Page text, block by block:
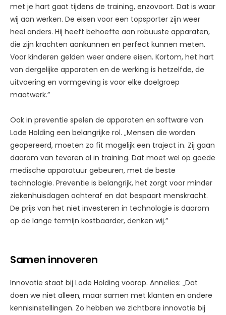
met je hart gaat tijdens de training, enzovoort. Dat is waar
wij aan werken. De eisen voor een topsporter zijn weer
heel anders. Hij heeft behoefte aan robuuste apparaten,
die zijn krachten aankunnen en perfect kunnen meten.
Voor kinderen gelden weer andere eisen. Kortom, het hart
van dergelijke apparaten en de werking is hetzelfde, de
uitvoering en vormgeving is voor elke doelgroep
maatwerk.”
Ook in preventie spelen de apparaten en software van
Lode Holding een belangrijke rol. „Mensen die worden
geopereerd, moeten zo fit mogelijk een traject in. Zij gaan
daarom van tevoren al in training. Dat moet wel op goede
medische apparatuur gebeuren, met de beste
technologie. Preventie is belangrijk, het zorgt voor minder
ziekenhuisdagen achteraf en dat bespaart menskracht.
De prijs van het niet investeren in technologie is daarom
op de lange termijn kostbaarder, denken wij.”
Samen innoveren
Innovatie staat bij Lode Holding voorop. Annelies: „Dat
doen we niet alleen, maar samen met klanten en andere
kennisinstellingen. Zo hebben we zichtbare innovatie bij